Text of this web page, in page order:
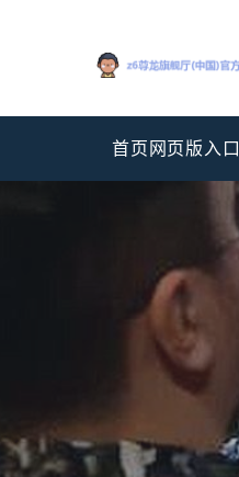
首页网页版入口